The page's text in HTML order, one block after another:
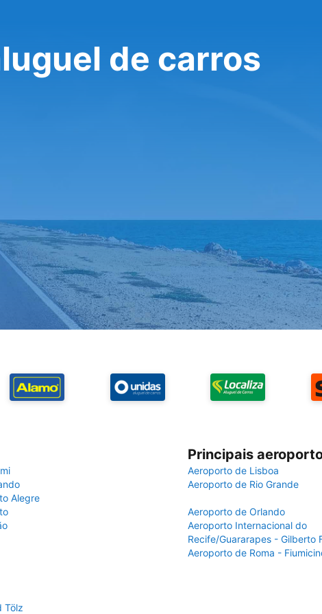
de carros
Alegre
Principais
Aeroporto de Lisboa
Aeroporto de Rio Grande
Aeroporto de Orlando
Aeroporto Internacional do
Recife/Guararapes - Gilberto
Aeroporto de Roma -
Tölz